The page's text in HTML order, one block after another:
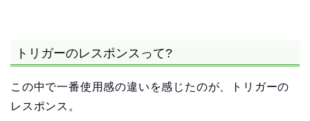
トリガーのレスポンスって?
この中で一番使用感の違いを感じたのが、トリガーの
レスポンス。